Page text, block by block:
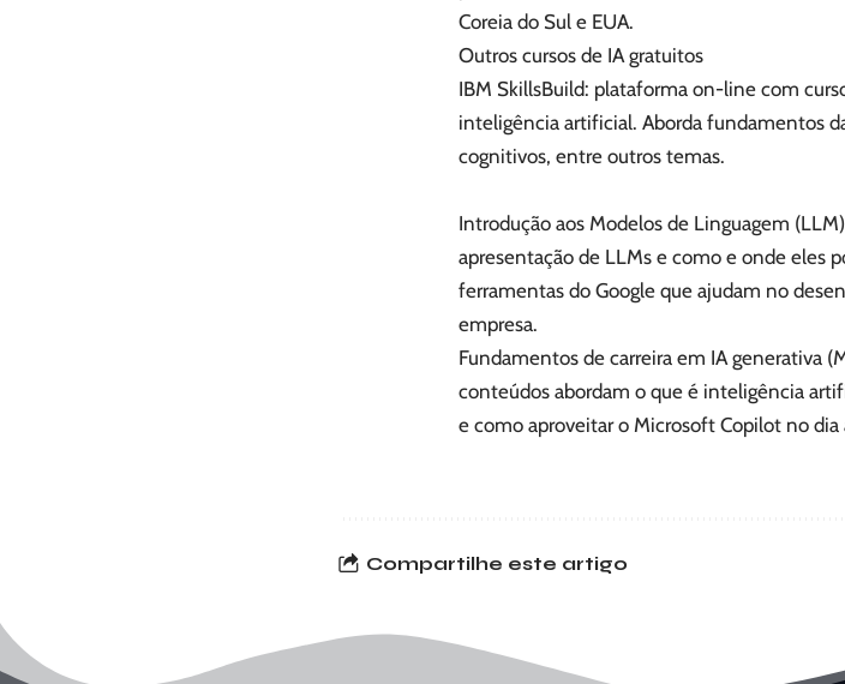
Coreia do Sul e EUA.
Outros cursos de IA gratuitos
IBM SkillsBuild: plataforma on-line com
inteligência artificial. Aborda fundamentos
cognitivos, entre outros temas.
Introdução aos Modelos de Linguagem
apresentação de LLMs e como e onde eles
ferramentas do Google que ajudam no
empresa.
Fundamentos de carreira em IA generativa
conteúdos abordam o que é inteligência
e como aproveitar o Microsoft Copilot no dia
Compartilhe este artigo